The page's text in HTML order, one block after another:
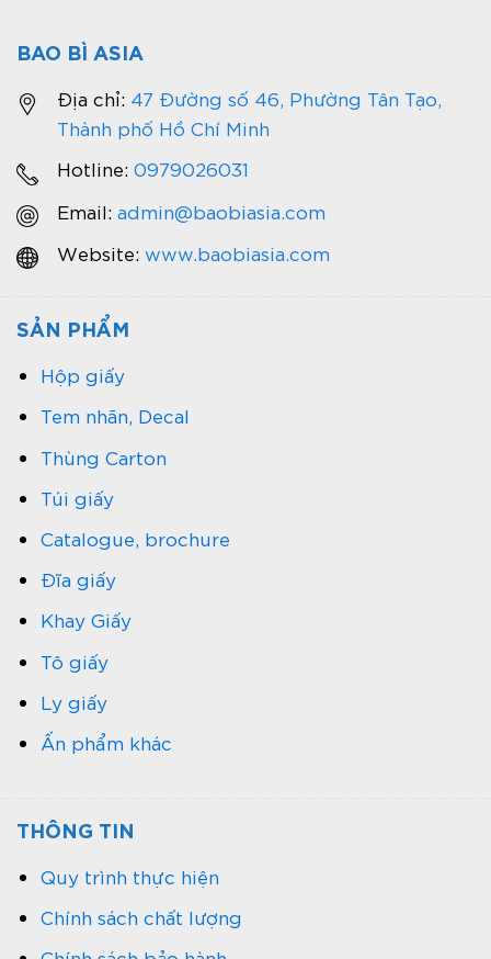
BAO BÌ ASIA
Địa chỉ: 47 Đường số 46, Phường Tân Tạo,
Thành phố Hồ Chí Minh
Hotline: 0979026031
Email: admin@baobiasia.com
Website: www.baobiasia.com
SẢN PHẨM
Hộp giấy
Tem nhãn, Decal
Thùng Carton
Túi giấy
Catalogue, brochure
Đĩa giấy
Khay Giấy
Tô giấy
Ly giấy
Ấn phẩm khác
THÔNG TIN
Quy trình thực hiện
Chính sách chất lượng